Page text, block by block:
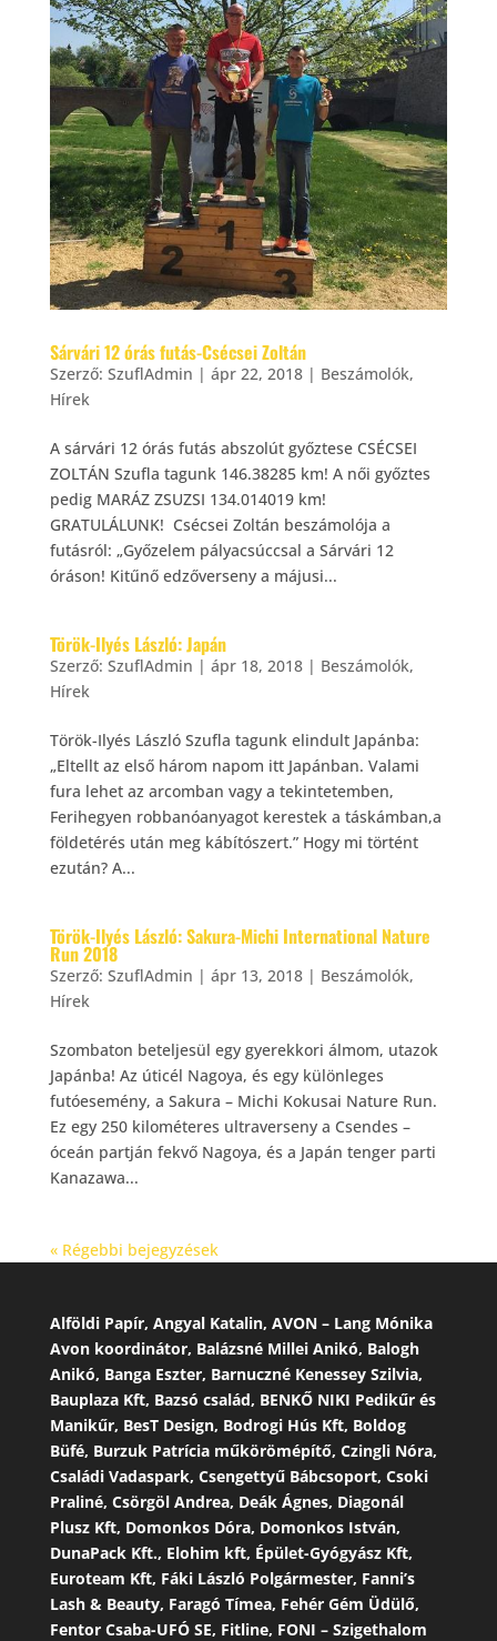
Sárvári 12 órás futás-Csécsei Zoltán
Szerző: SzuflAdmin | ápr 22, 2018| Beszámolók,
Hírek
A sárvári 12 órás futás abszolút győztese CSÉCSEI
ZOLTÁN Szufla tagunk 146.38285 km! A női győztes
pedig MARÁZ ZSUZSI 134.014019 km!
GRATULÁLUNK! Csécsei Zoltán beszámolója a
futásról: „Győzelem pályacsúccsal a Sárvári 12
óráson! Kitűnő edzőverseny a májusi...
Török-Ilyés László: Japán
Szerző: SzuflAdmin | ápr 18, 2018| Beszámolók,
Hírek
Török-Ilyés László Szufla tagunk elindult Japánba:
„Eltellt az első három napom itt Japánban. Valami
fura lehet az arcomban vagy a tekintetemben,
Ferihegyen robbanóanyagot kerestek a táskámban,a
földetérés után meg kábítószert.” Hogy mi történt
ezután? A...
Török-Ilyés László: Sakura-Michi International Nature
Run 2018
Szerző: SzuflAdmin | ápr 13, 2018| Beszámolók,
Hírek
Szombaton beteljesül egy gyerekkori álmom, utazok
Japánba! Az úticél Nagoya, és egy különleges
futóesemény, a Sakura – Michi Kokusai Nature Run.
Ez egy 250 kilométeres ultraverseny a Csendes –
óceán partján fekvő Nagoya, és a Japán tenger parti
Kanazawa...
« Régebbi bejegyzések
Alföldi Papír, Angyal Katalin, AVON – Lang Mónika
Avon koordinátor, Balázsné Millei Anikó, Balogh
Anikó, Banga Eszter, Barnuczné Kenessey Szilvia,
Bauplaza Kft, Bazsó család, BENKŐ NIKI Pedikűr és
Manikűr, BesT Design, Bodrogi Hús Kft, Boldog
Büfé, Burzuk Patrícia műkörömépítő, Czingli Nóra,
Családi Vadaspark, Csengettyű Bábcsoport, Csoki
Praliné, Csörgöl Andrea, Deák Ágnes, Diagonál
Plusz Kft, Domonkos Dóra, Domonkos István,
DunaPack Kft., Elohim kft, Épület-Gyógyász Kft,
Euroteam Kft, Fáki László Polgármester, Fanni’s
Lash & Beauty, Faragó Tímea, Fehér Gém Üdülő,
Fentor Csaba-UFÓ SE, Fitline, FONI – Szigethalom